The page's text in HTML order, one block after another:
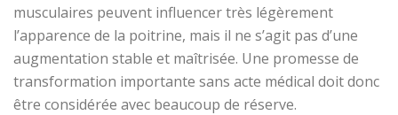
musculaires peuvent influencer très légèrement
l’apparence de la poitrine, mais il ne s’agit pas d’une
augmentation stable et maîtrisée. Une promesse de
transformation importante sans acte médical doit donc
être considérée avec beaucoup de réserve.